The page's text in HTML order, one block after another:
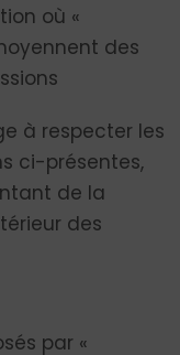
où «
des
à respecter les
ci-présentes,
de la
des
par «